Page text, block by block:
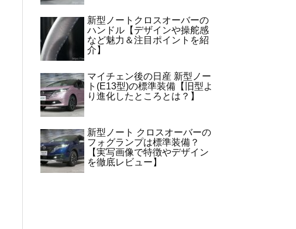
新型ノートクロスオーバーの
ハンドル【デザインや操舵感
など魅力＆注目ポイントを紹
介】
マイチェン後の日産 新型ノー
ト(E13型)の標準装備【旧型よ
り進化したところとは？】
新型ノート クロスオーバーの
フォグランプは標準装備？
【実写画像で特徴やデザイン
を徹底レビュー】